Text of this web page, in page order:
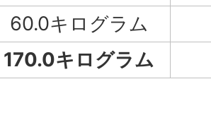
60.0キログラム
170.0キログラム